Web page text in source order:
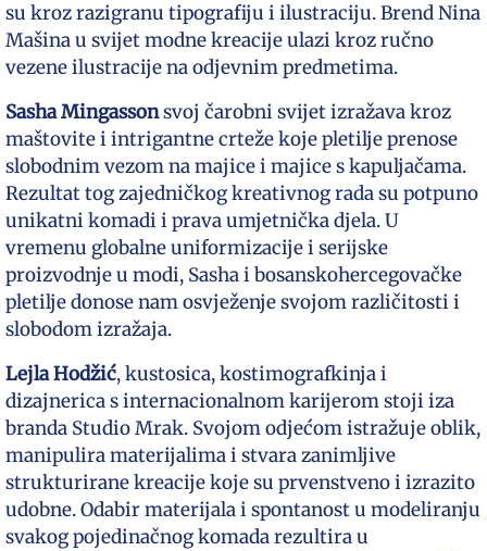
su kroz razigranu tipografiju i ilustraciju. Brend Nina
Mašina u svijet modne kreacije ulazi kroz ručno
vezene ilustracije na odjevnim predmetima.
Sasha Mingassonsvoj čarobni svijet izražava kroz
maštovite i intrigantne crteže koje pletilje prenose
slobodnim vezom na majice i majice s kapuljačama.
Rezultat tog zajedničkog kreativnog rada su potpuno
unikatni komadi i prava umjetnička djela. U
vremenu globalne uniformizacije i serijske
proizvodnje u modi, Sasha i bosanskohercegovačke
pletilje donose nam osvježenje svojom različitosti i
slobodom izražaja.
Lejla Hodžić, kustosica, kostimografkinja i
dizajnerica s internacionalnom karijerom stoji iza
branda Studio Mrak. Svojom odjećom istražuje oblik,
manipulira materijalima i stvara zanimljive
strukturirane kreacije koje su prvenstveno i izrazito
udobne. Odabir materijala i spontanost u modeliranju
svakog pojedinačnog komada rezultira u